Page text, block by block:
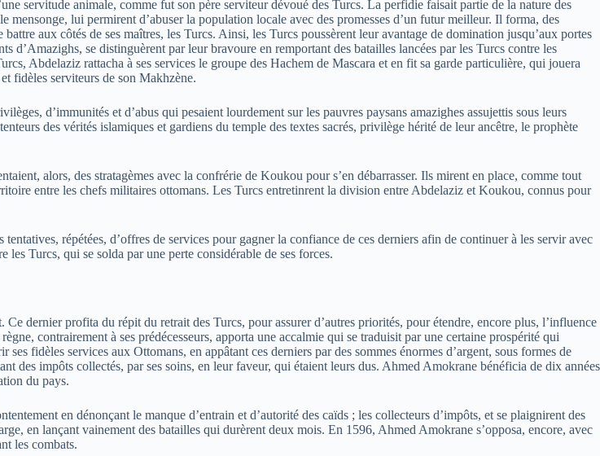
servitude animale, comme fut son père serviteur dévoué des Turcs. La perfidie faisait partie de la nature des
lui permirent d’abuser la population locale avec des promesses d’un futur meilleur. Il forma, des
aux côtés de ses maîtres, les Turcs. Ainsi, les Turcs poussèrent leur avantage de domination jusqu’aux portes
d’Amazighs, se distinguèrent par leur bravoure en remportant des batailles lancées par les Turcs contre les
Abdelaziz rattacha à ses services le groupe des Hachem de Mascara et en fit sa garde particulière, qui jouera
fidèles serviteurs de son Makhzène.
d’immunités et d’abus qui pesaient lourdement sur les pauvres paysans amazighes assujettis sous leurs
des vérités islamiques et gardiens du temple des textes sacrés, privilège hérité de leur ancêtre, le prophète
alors, des stratagèmes avec la confrérie de Koukou pour s’en débarrasser. Ils mirent en place, comme tout
entre les chefs militaires ottomans. Les Turcs entretinrent la division entre Abdelaziz et Koukou, connus pour
répétées, d’offres de services pour gagner la confiance de ces derniers afin de continuer à les servir avec
Turcs, qui se solda par une perte considérable de ses forces.
dernier profita du répit du retrait des Turcs, pour assurer d’autres priorités, pour étendre, encore plus, l’influence
contrairement à ses prédécesseurs, apporta une accalmie qui se traduisit par une certaine prospérité qui
fidèles services aux Ottomans, en appâtant ces derniers par des sommes énormes d’argent, sous formes de
des impôts collectés, par ses soins, en leur faveur, qui étaient leurs dus. Ahmed Amokrane bénéficia de dix années
du pays.
en dénonçant le manque d’entrain et d’autorité des caïds ; les collecteurs d’impôts, et se plaignirent des
en lançant vainement des batailles qui durèrent deux mois. En 1596, Ahmed Amokrane s’opposa, encore, avec
les combats.